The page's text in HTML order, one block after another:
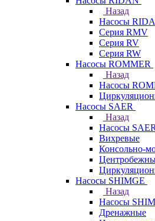
Назад
Насосы
Серия RMV
Серия RV
Серия RW
Насосы ROMMER
Назад
Насосы
Насосы SAER
Назад
Насосы SAER
Вихревые
Консольно-
Насосы SHIMGE
Назад
Насосы
Дренажные